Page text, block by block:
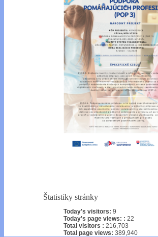
Štatistiky stránky
Today's visitors: 9
Today's page views: : 22
Total visitors : 216,703
Total page views: 389,940